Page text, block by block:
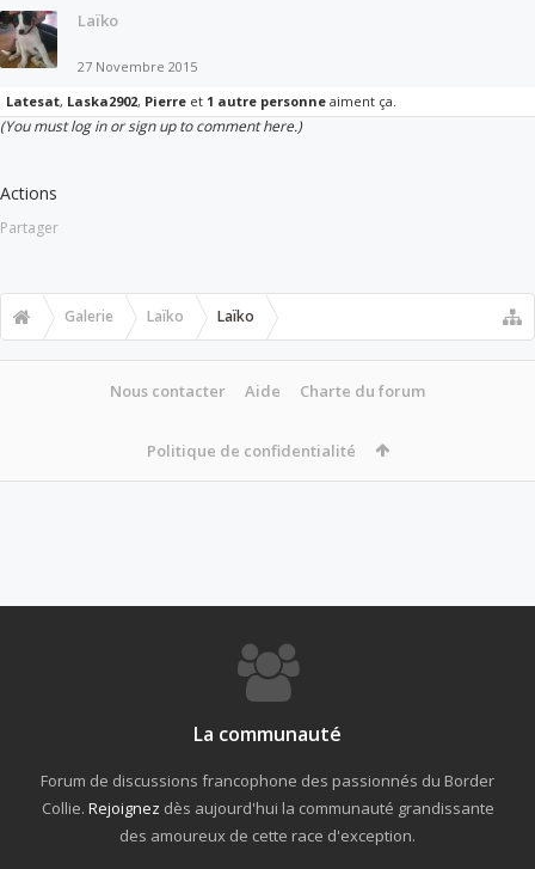
Laïko
27 Novembre 2015
Latesat, Laska2902, Pierre et 1 autre personne aiment ça.
(You must log in or sign up to comment here.)
Actions
Partager
Galerie Laïko Laïko
Nous contacter Aide Charte du forum
Politique de confidentialité
La communauté
Forum de discussions francophone des passionnés du Border
Collie. Rejoignez dès aujourd'hui la communauté grandissante
des amoureux de cette race d'exception.